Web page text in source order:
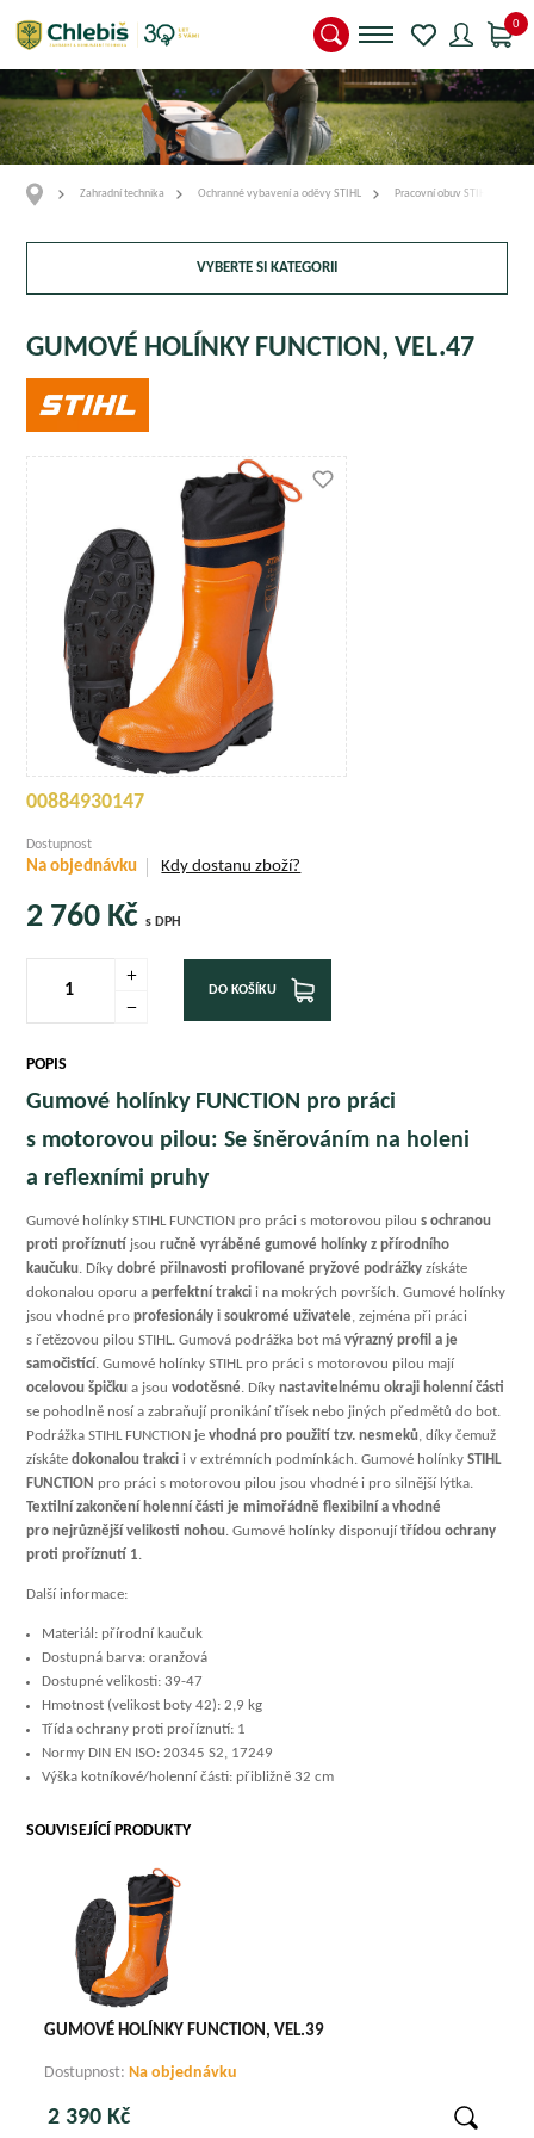
0
Zahradní technika Ochranné vybavení a oděvy STIHL Pracovní obuv STIHL
VYBERTE SI KATEGORII
GUMOVÉ HOLÍNKY FUNCTION, VEL.47
00884930147
Dostupnost
Na objednávku Kdy dostanu zboží?
2 760 Kčs DPH
DO KOŠÍKU
POPIS
Gumové holínky FUNCTION pro práci
s motorovou pilou: Se šněrováním na holeni
a reflexními pruhy
Gumové holínky STIHL FUNCTION pro práci s motorovou pilous ochranou
proti proříznutí jsouručně vyráběné gumové holínky z přírodního
kaučuku. Díkydobré přilnavosti profilované pryžové podrážky získáte
dokonalou oporu aperfektní trakci i na mokrých površích. Gumové holínky
jsou vhodné proprofesionály i soukromé uživatele, zejména při práci
s řetězovou pilou STIHL. Gumová podrážka bot mávýrazný profil a je
samočistící. Gumové holínky STIHL pro práci s motorovou pilou mají
ocelovou špičku a jsouvodotěsné. Díky nastavitelnému okraji holenní části
se pohodlně nosí a zabraňují pronikání třísek nebo jiných předmětů do bot.
Podrážka STIHL FUNCTION jevhodná pro použití tzv. nesmeků, díky čemuž
získátedokonalou trakci i v extrémních podmínkách. Gumové holínkySTIHL
FUNCTION pro práci s motorovou pilou jsou vhodné i pro silnější lýtka.
Textilní zakončení holenní části je mimořádně flexibilní a vhodné
pro nejrůznější velikosti nohou. Gumové holínky disponujítřídou ochrany
proti proříznutí 1.
Další informace:
Materiál: přírodní kaučuk
Dostupná barva: oranžová
Dostupné velikosti: 39-47
Hmotnost (velikost boty 42): 2,9 kg
Třída ochrany proti proříznutí: 1
Normy DIN EN ISO: 20345 S2, 17249
Výška kotníkové/holenní části: přibližně 32 cm
SOUVISEJÍCÍ PRODUKTY
GUMOVÉ HOLÍNKY FUNCTION, VEL.39
Dostupnost:Na objednávku
2 390 Kč